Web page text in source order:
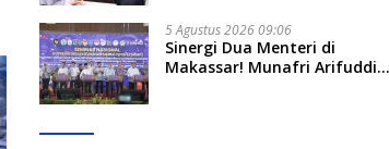
5 Agustus 2026 09:06
Sinergi Dua Menteri di
Makassar! Munafri Arifuddin